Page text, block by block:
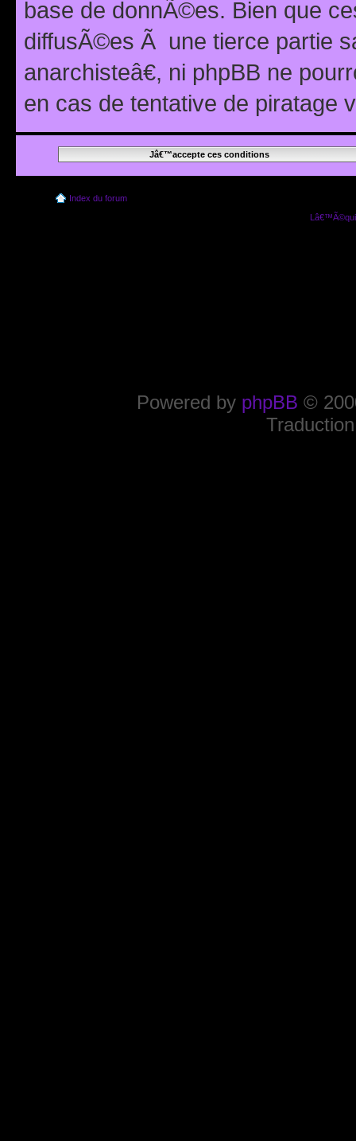
base de donnÃ©es. Bien que
diffusÃ©es Ã une tierce partie
anarchisteâ€, ni phpBB ne
en cas de tentative de piratage
Index du forum
Powered by phpBB ©